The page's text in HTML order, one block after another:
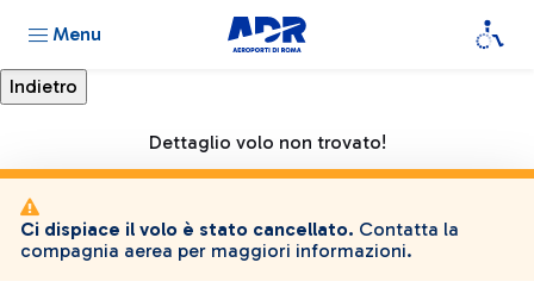
Menu
Dettaglio volo non trovato!
Ci dispiace il volo è stato cancellato. Contatta la
compagnia aerea per maggiori informazioni.